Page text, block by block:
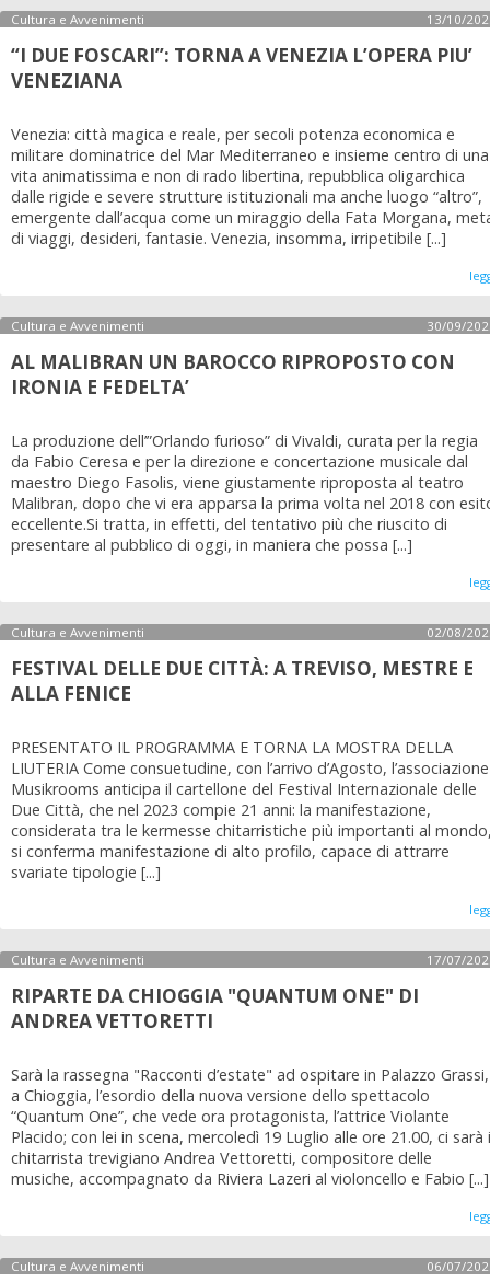
Cultura e Avvenimenti 13/10/
“I DUE FOSCARI”: TORNA A VENEZIA L’OPERA PIU’
VENEZIANA
Venezia: città magica e reale, per secoli potenza economica e
militare dominatrice del Mar Mediterraneo e insieme centro di una
vita animatissima e non di rado libertina, repubblica oligarchica
dalle rigide e severe strutture istituzionali ma anche luogo “altro”,
emergente dall’acqua come un miraggio della Fata Morgana,
di viaggi, desideri, fantasie. Venezia, insomma, irripetibile [...]
Cultura e Avvenimenti 30/09/
AL MALIBRAN UN BAROCCO RIPROPOSTO CON
IRONIA E FEDELTA’
La produzione dell’”Orlando furioso” di Vivaldi, curata per la regia
da Fabio Ceresa e per la direzione e concertazione musicale dal
maestro Diego Fasolis, viene giustamente riproposta al teatro
Malibran, dopo che vi era apparsa la prima volta nel 2018 con
eccellente.Si tratta, in effetti, del tentativo più che riuscito di
presentare al pubblico di oggi, in maniera che possa [...]
Cultura e Avvenimenti 02/08/
FESTIVAL DELLE DUE CITTÀ: A TREVISO, MESTRE E
ALLA FENICE
PRESENTATO IL PROGRAMMA E TORNA LA MOSTRA DELLA
LIUTERIA Come consuetudine, con l’arrivo d’Agosto, l’associazione
Musikrooms anticipa il cartellone del Festival Internazionale delle
Due Città, che nel 2023 compie 21 anni: la manifestazione,
considerata tra le kermesse chitarristiche più importanti al
si conferma manifestazione di alto profilo, capace di attrarre
svariate tipologie [...]
Cultura e Avvenimenti 17/07/
RIPARTE DA CHIOGGIA "QUANTUM ONE" DI
ANDREA VETTORETTI
Sarà la rassegna "Racconti d’estate" ad ospitare in Palazzo Grassi,
a Chioggia, l’esordio della nuova versione dello spettacolo
“Quantum One”, che vede ora protagonista, l’attrice Violante
Placido; con lei in scena, mercoledì 19 Luglio alle ore 21.00, ci sarà
chitarrista trevigiano Andrea Vettoretti, compositore delle
musiche, accompagnato da Riviera Lazeri al violoncello e Fabio [...]
Cultura e Avvenimenti 06/07/